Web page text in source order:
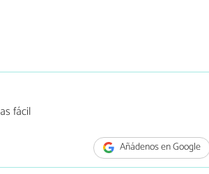
Añádenos en Google